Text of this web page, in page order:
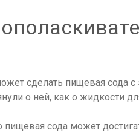
сделать пищевая сода
о ней, как о жидкости
пищевая сода может